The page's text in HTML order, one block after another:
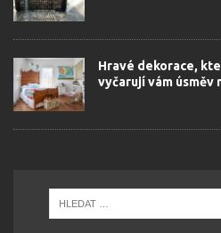
Hravé dekorace,
vyčarují vám úsměv